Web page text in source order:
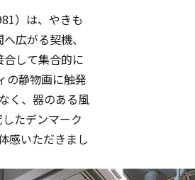
）は、やきも
広がる契機、
して集合的に
の静物画に触発
く、器のある風
たデンマーク
感いただきまし